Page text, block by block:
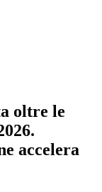
oltre le
accelera